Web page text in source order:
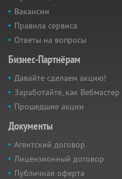
Вакансии
Правила сервиса
Ответы на вопросы
Бизнес-Партнёрам
Давайте сделаем акцию!
Заработайте, как Вебмастер
Прошедшие акции
Документы
Агентский договор
Лицензионный договор
Публичная оферта